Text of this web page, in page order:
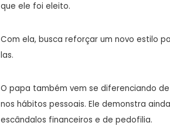
que ele foi eleito.
Com ela, busca reforçar um novo estilo
las.
O papa também vem se diferenciando
nos hábitos pessoais. Ele demonstra
escândalos financeiros e de pedofilia.